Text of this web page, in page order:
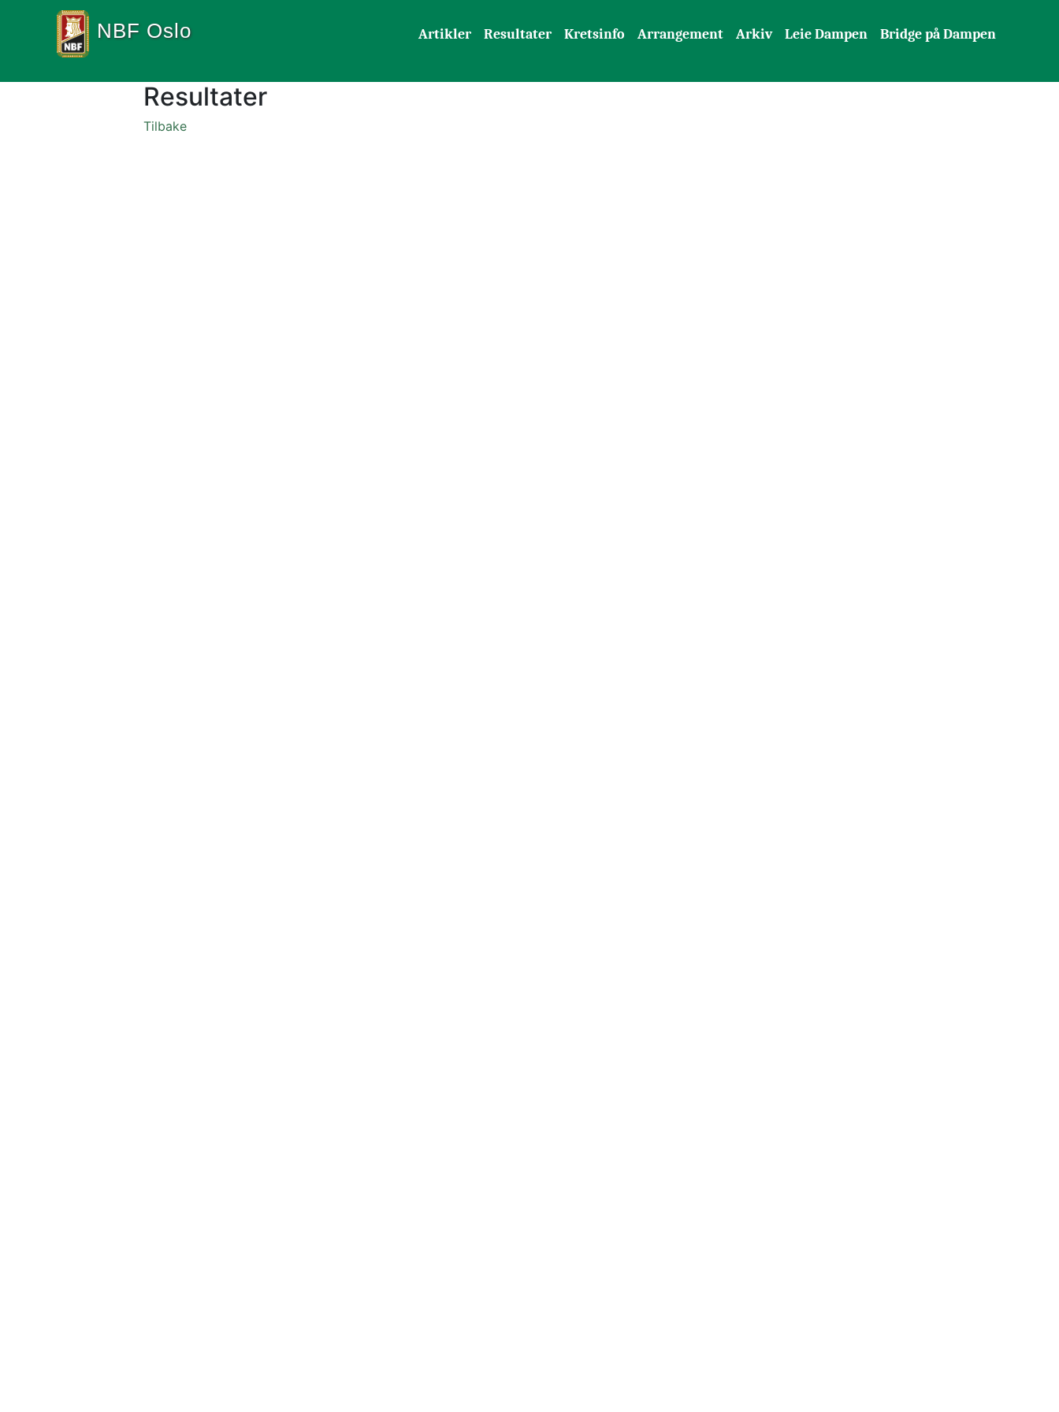
NBF Oslo Artikler Resultater Kretsinfo Arrangement Arkiv Leie Dampen Bridge på Dampen
Resultater
Tilbake